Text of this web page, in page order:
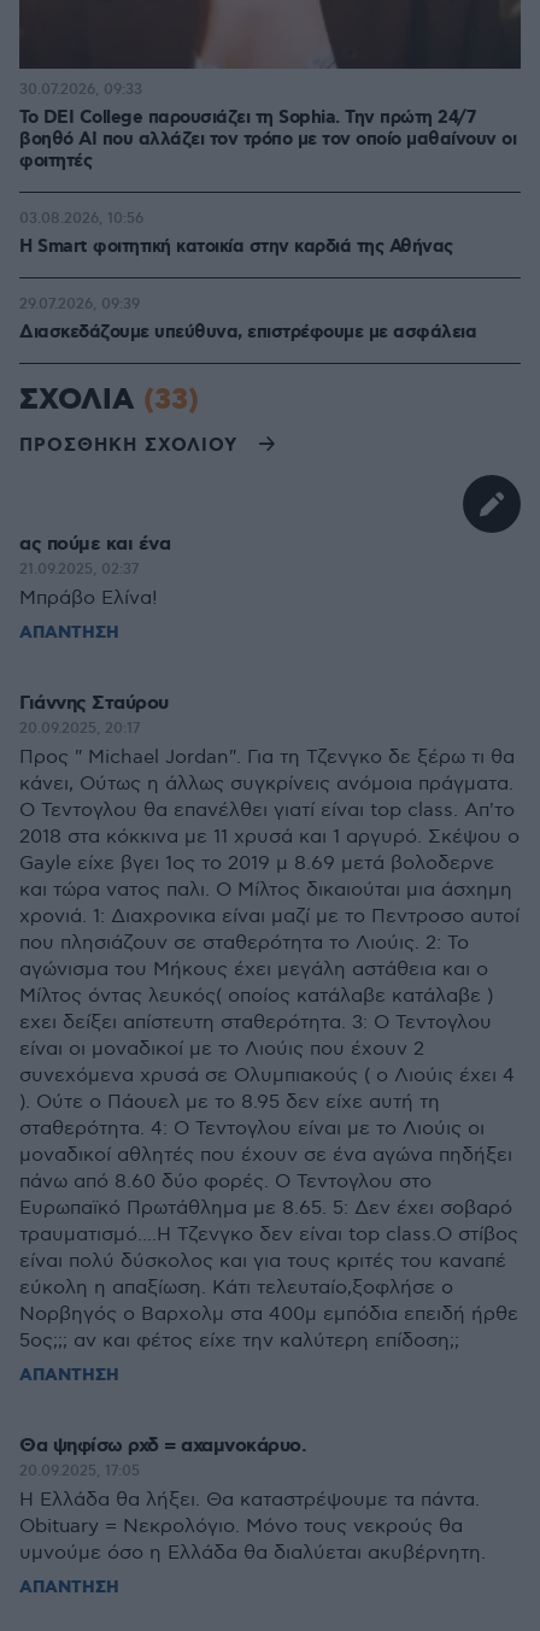
Το DEI College παρουσιάζει τη Sophia. Την πρώτη 24/7
βοηθό AI που αλλάζει τον τρόπο με τον οποίο μαθαίνουν οι
φοιτητές
30.07.2026, 09:33
Η Smart φοιτητική κατοικία στην καρδιά της Αθήνας
03.08.2026, 10:56
Διασκεδάζουμε υπεύθυνα, επιστρέφουμε με ασφάλεια
29.07.2026, 09:39
ΣΧΟΛΙΑ (33)
ΠΡΟΣΘΗΚΗ ΣΧΟΛΙΟΥ
ας πούμε και ένα
21.09.2025, 02:37
Μπράβο Ελίνα!
ΑΠΑΝΤΗΣΗ
Γιάννης Σταύρου
20.09.2025, 20:17
Προς " Michael Jordan". Για τη Τζενγκο δε ξέρω τι θα
κάνει, Ούτως η άλλως συγκρίνεις ανόμοια πράγματα.
Ο Τεντογλου θα επανέλθει γιατί είναι top class. Απ'το
2018 στα κόκκινα με 11 χρυσά και 1 αργυρό. Σκέψου ο
Gayle είχε βγει 1ος το 2019 μ 8.69 μετά βολοδερνε
και τώρα νατος παλι. Ο Μίλτος δικαιούται μια άσχημη
χρονιά. 1: Διαχρονικα είναι μαζί με το Πεντροσο αυτοί
που πλησιάζουν σε σταθερότητα το Λιούις. 2: Το
αγώνισμα του Μήκους έχει μεγάλη αστάθεια και ο
Μίλτος όντας λευκός( οποίος κατάλαβε κατάλαβε )
εχει δείξει απίστευτη σταθερότητα. 3: Ο Τεντογλου
είναι οι μοναδικοί με το Λιούις που έχουν 2
συνεχόμενα χρυσά σε Ολυμπιακούς ( ο Λιούις έχει 4
). Ούτε ο Πάουελ με το 8.95 δεν είχε αυτή τη
σταθερότητα. 4: Ο Τεντογλου είναι με το Λιούις οι
μοναδικοί αθλητές που έχουν σε ένα αγώνα πηδήξει
πάνω από 8.60 δύο φορές. Ο Τεντογλου στο
Ευρωπαϊκό Πρωτάθλημα με 8.65. 5: Δεν έχει σοβαρό
τραυματισμό....Η Τζενγκο δεν είναι top class.Ο στίβος
είναι πολύ δύσκολος και για τους κριτές του καναπέ
εύκολη η απαξίωση. Κάτι τελευταίο,ξοφλήσε ο
Νορβηγός ο Βαρχολμ στα 400μ εμπόδια επειδή ήρθε
5ος;;; αν και φέτος είχε την καλύτερη επίδοση;;
ΑΠΑΝΤΗΣΗ
Θα ψηφίσω ρχδ = αχαμνοκάρυο.
20.09.2025, 17:05
Η Ελλάδα θα λήξει. Θα καταστρέψουμε τα πάντα.
Obituary = Νεκρολόγιο. Μόνο τους νεκρούς θα
υμνούμε όσο η Ελλάδα θα διαλύεται ακυβέρνητη.
ΑΠΑΝΤΗΣΗ